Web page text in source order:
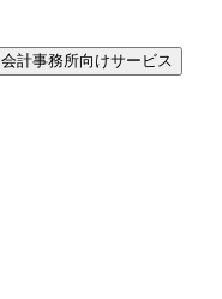
会計事務所向けサービス